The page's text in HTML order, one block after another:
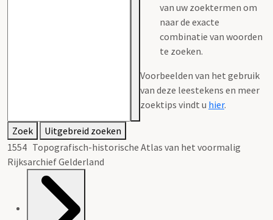
van uw zoektermen om
naar de exacte
combinatie van woorden
te zoeken.
Voorbeelden van het gebruik
van deze leestekens en meer
zoektips vindt u hier.
Zoek
Uitgebreid zoeken
1554 Topografisch-historische Atlas van het voormalig
Rijksarchief Gelderland